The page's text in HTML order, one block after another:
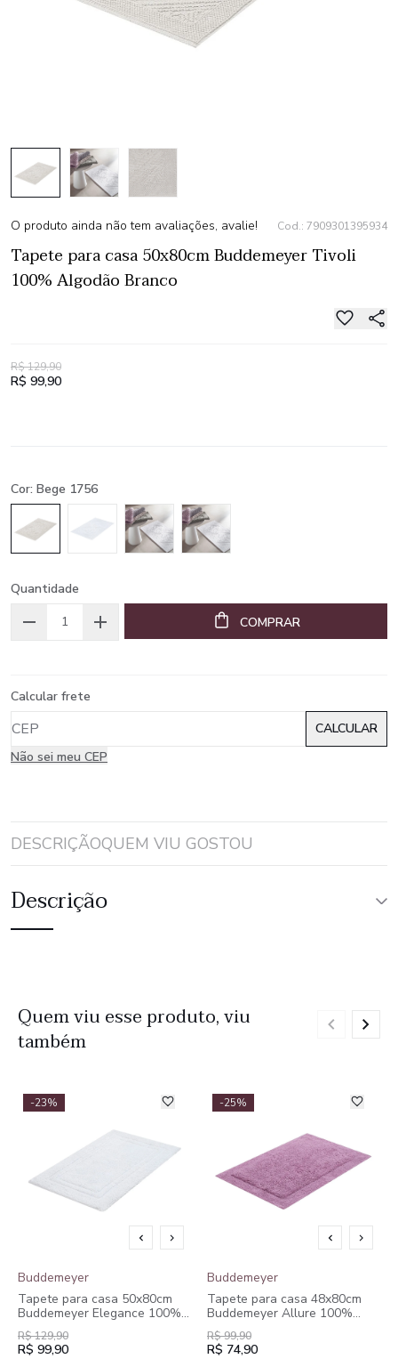
O produto ainda não tem avaliações, avalie! Cod.: 7909301395934
Tapete para casa 50x80cm Buddemeyer Tivoli
100% Algodão Branco
R$ 129,90
R$ 99,90
Cor: Bege 1756
Quantidade
COMPRAR
Calcular frete
Não sei meu CEP
DESCRIÇÃOQUEM VIU GOSTOU
Descrição
Quem viu esse produto, viu
também
-23%
Buddemeyer
Tapete para casa 50x80cm
Buddemeyer Elegance 100%
Algodão Branco
R$ 129,90
R$ 99,90
-25%
Buddemeyer
Tapete para casa 48x80cm
Buddemeyer Allure 100%
Algodão Branco
R$ 99,90
R$ 74,90